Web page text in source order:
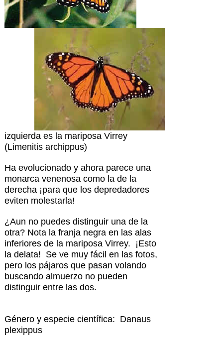
izquierda es la mariposa Virrey
(Limenitis archippus)
Ha evolucionado y ahora parece una
monarca venenosa como la de la
derecha ¡para que los depredadores
eviten molestarla!
¿Aun no puedes distinguir una de la
otra? Nota la franja negra en las alas
inferiores de la mariposa Virrey. ¡Esto
la delata! Se ve muy fácil en las fotos,
pero los pájaros que pasan volando
buscando almuerzo no pueden
distinguir entre las dos.
Género y especie científica: Danaus
plexippus